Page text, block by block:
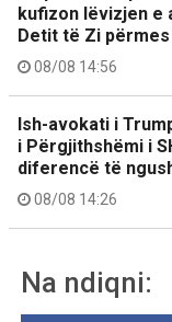
kufizon lëvizjen e
Detit të Zi
08/08 14:56
Ish-avokati i
i Përgjithshëmi i
diferencë të
08/08 14:26
Na ndiqni: